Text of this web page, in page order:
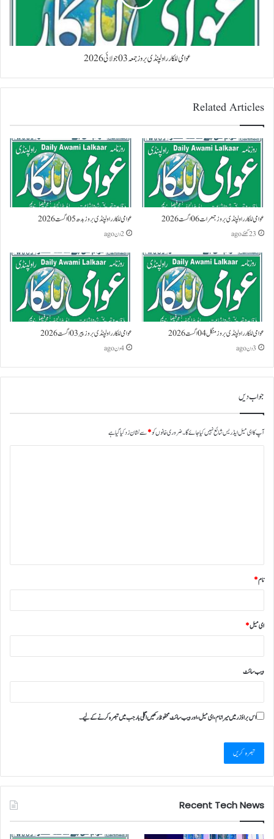
عوامی للکار راولپنڈی بروز جمعہ 03 جولائی 2026
Related Articles
عوامی للکار راولپنڈی بروز جمعرات 06 اگست 2026
23 گھنٹے ago
عوامی للکار راولپنڈی بروز بدھ 05 اگست 2026
2 دن ago
عوامی للکار راولپنڈی بروز منگل 04 اگست 2026
3 دن ago
عوامی للکار راولپنڈی بروز پیر 03 اگست 2026
4 دن ago
جواب دیں
آپ کا ای میل ایڈریس شائع نہیں کیا جائے گا۔ضروری خانوں کو*سے نشان زد کیا گیا ہے
نام*
ای میل*
ویب‌ سائٹ
اس براؤزر میں میرا نام، ای میل، اور ویب سائٹ محفوظ رکھیں اگلی بار جب میں تبصرہ کرنے کےلیے۔
Recent Tech News